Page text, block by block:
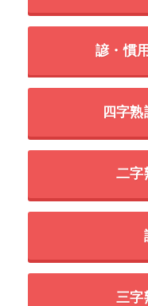
諺・慣
四字
二字
三字